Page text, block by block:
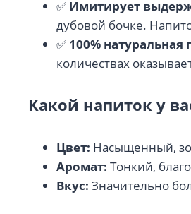
✅ Имитирует
дубовой бочке.
✅ 100% натуральная
количествах
Какой напиток у
Цвет: Насыщенный,
Аромат: Тонкий,
Вкус: Значительно